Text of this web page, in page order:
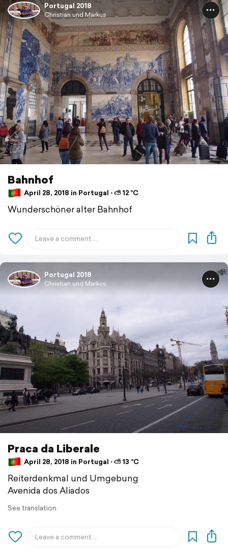
Portugal 2018
Christian und Markus
Bahnhof
April 28, 2018 in Portugal ⋅ ⛅ 12 °C
Wunderschöner alter Bahnhof
Portugal 2018
Christian und Markus
Praca da Liberale
April 28, 2018 in Portugal ⋅ ⛅ 13 °C
Reiterdenkmal und Umgebung
Avenida dos Aliados
See translation